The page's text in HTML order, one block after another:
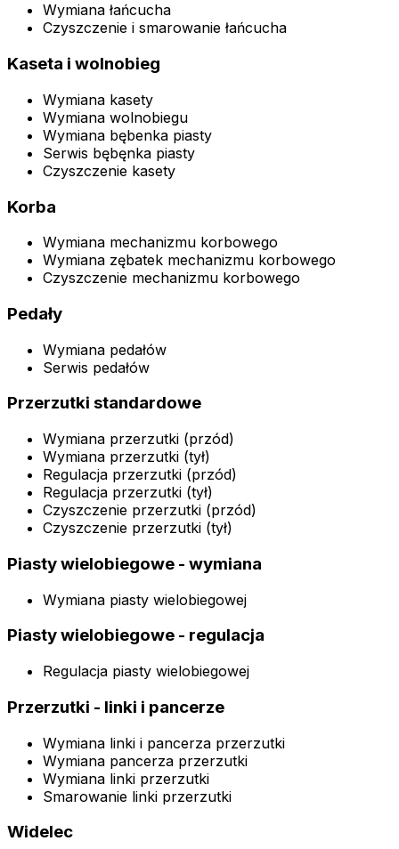
Wymiana łańcucha
Czyszczenie i smarowanie łańcucha
Kaseta i wolnobieg
Wymiana kasety
Wymiana wolnobiegu
Wymiana bębenka piasty
Serwis bębęnka piasty
Czyszczenie kasety
Korba
Wymiana mechanizmu korbowego
Wymiana zębatek mechanizmu korbowego
Czyszczenie mechanizmu korbowego
Pedały
Wymiana pedałów
Serwis pedałów
Przerzutki standardowe
Wymiana przerzutki (przód)
Wymiana przerzutki (tył)
Regulacja przerzutki (przód)
Regulacja przerzutki (tył)
Czyszczenie przerzutki (przód)
Czyszczenie przerzutki (tył)
Piasty wielobiegowe - wymiana
Wymiana piasty wielobiegowej
Piasty wielobiegowe - regulacja
Regulacja piasty wielobiegowej
Przerzutki - linki i pancerze
Wymiana linki i pancerza przerzutki
Wymiana pancerza przerzutki
Wymiana linki przerzutki
Smarowanie linki przerzutki
Widelec